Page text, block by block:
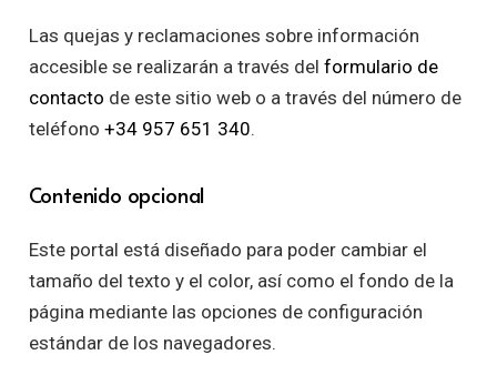
Las quejas y reclamaciones sobre información
accesible se realizarán a través del formulario de
contacto de este sitio web o a través del número de
teléfono +34 957 651 340.
Contenido opcional
Este portal está diseñado para poder cambiar el
tamaño del texto y el color, así como el fondo de la
página mediante las opciones de configuración
estándar de los navegadores.